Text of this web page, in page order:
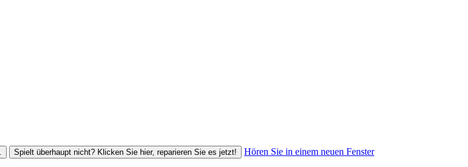
Spielt überhaupt nicht? Klicken Sie hier, reparieren Sie es jetzt! Hören Sie in einem neuen Fenster